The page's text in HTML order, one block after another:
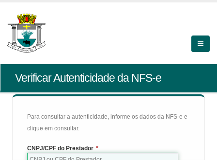
Verificar Autenticidade da NFS-e
Para consultar a autenticidade, informe os dados da NFS-e e
clique em consultar.
CNPJ/CPF do Prestador *